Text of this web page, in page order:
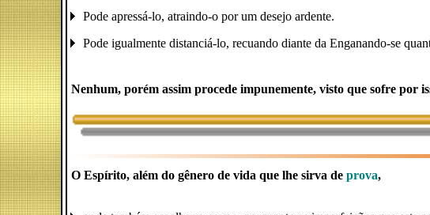
Pode apressá-lo, atraindo-o por um desejo ardente.
Pode igualmente distanciá-lo, recuando diante da Enganando-se
Nenhum, porém assim procede impunemente, visto que sofre por
O Espírito, além do gênero de vida que lhe sirva de prova,